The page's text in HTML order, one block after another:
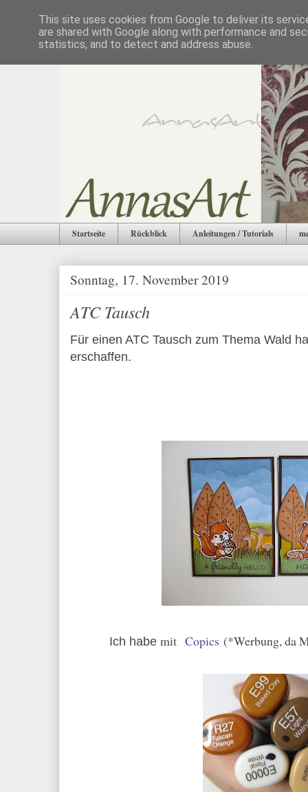
Startseite Rückblick Anleitungen / Tutorials
Sonntag, 17. November 2019
ATC Tausch
Für einen ATC Tausch zum Thema Wald
erschaffen.
Ich habe mit Copics (*Werbung, da
This site uses cookies from Google to deliver its
are shared with Google along with performance and
statistics, and to detect and address abuse.